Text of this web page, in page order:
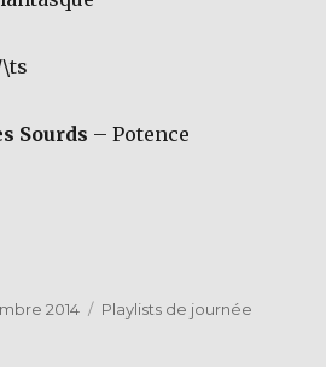
Sourds – Potence
2014 Catégories
Playlists de journée